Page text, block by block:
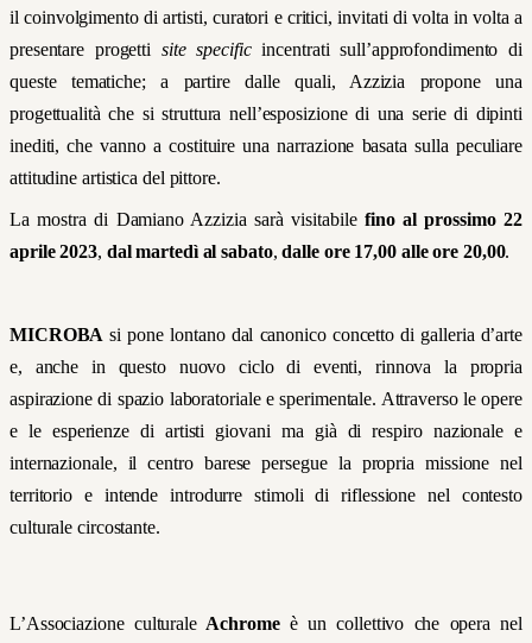
il coinvolgimento di artisti, curatori e critici, invitati di volta in volta a
presentare progetti site specificincentrati sull’approfondimento di
queste tematiche; a partire dalle quali, Azzizia propone una
progettualità che si struttura nell’esposizione di una serie di dipinti
inediti, che vanno a costituire una narrazione basata sulla peculiare
attitudine artistica del pittore.
La mostra di Damiano Azzizia sarà visitabile fino al prossimo 22
aprile 2023, dal martedì al sabato, dalle ore 17,00 alle ore 20,00.
MICROBA si pone lontano dal canonico concetto di galleria d’arte
e, anche in questo nuovo ciclo di eventi, rinnova la propria
aspirazione di spazio laboratoriale e sperimentale. Attraverso le opere
e le esperienze di artisti giovani ma già di respiro nazionale e
internazionale, il centro barese persegue la propria missione nel
territorio e intende introdurre stimoli di riflessione nel contesto
culturale circostante.
L’Associazione culturale Achromeè un collettivo che opera nel